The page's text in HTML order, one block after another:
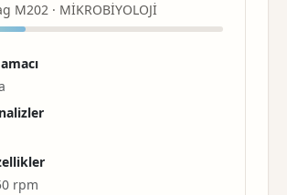
M202 · MİKROBİYOLOJİ
rpm